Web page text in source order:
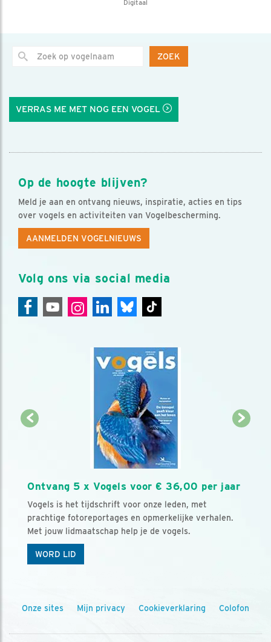
Digitaal
ZOEK
VERRAS ME MET NOG EEN VOGEL
Op de hoogte blijven?
Meld je aan en ontvang nieuws, inspiratie, acties en tips
over vogels en activiteiten van Vogelbescherming.
AANMELDEN VOGELNIEUWS
Volg ons via social media
Ontvang 5 x Vogels voor € 36,00 per jaar
Vogels is het tijdschrift voor onze leden, met
prachtige fotoreportages en opmerkelijke verhalen.
Met jouw lidmaatschap help je de vogels.
WORD LID
Onze sites Mijn privacy Cookieverklaring Colofon